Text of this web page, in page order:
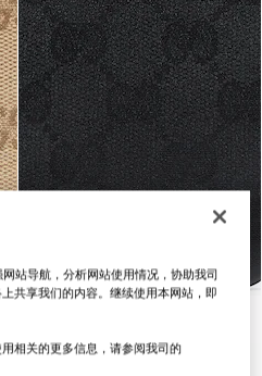
站导航，分析网站使用情况，协助我司
共享我们的内容。继续使用本网站，即
相关的更多信息，请参阅我司的